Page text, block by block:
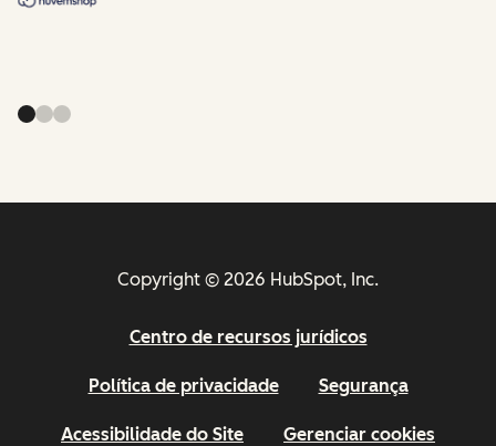
Copyright © 2026 HubSpot, Inc.
Centro de recursos jurídicos
Política de privacidade Segurança
Acessibilidade do Site Gerenciar cookies